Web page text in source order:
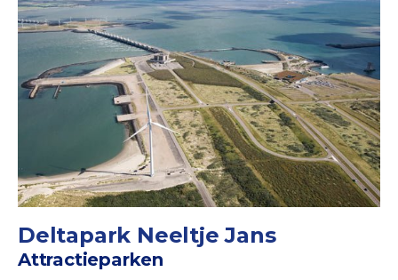
Deltapark Neeltje Jans
Attractieparken